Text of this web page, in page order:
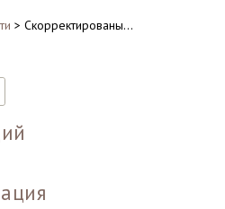
> Скорректированы…